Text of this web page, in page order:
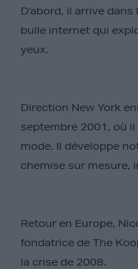
D’abord, il arrive
bulle internet qui
yeux.
Direction New York
septembre 2001, où
mode. Il développe
chemise sur mesure,
Retour en Europe,
fondatrice de The
la crise de 2008.